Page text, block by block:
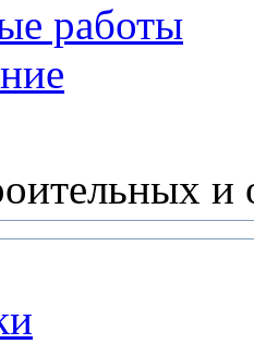
работы
и